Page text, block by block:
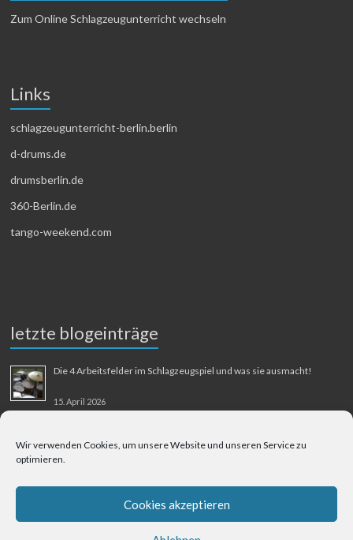
Wir verwenden Cookies, um unsere Website und unseren Service zu
optimieren.
Cookies akzeptieren
Zum Online Schlagzeugunterricht wechseln
Links
schlagzeugunterricht-berlin.berlin
d-drums.de
drumsberlin.de
360-Berlin.de
tango-weekend.com
letzte blogeinträge
Die 4 Arbeitsfelder im Schlagzeugspiel und was sie ausmacht!
15. April 2026
31. August 2025
Berliner Flughafen Tegel – Berlin-Bangkok